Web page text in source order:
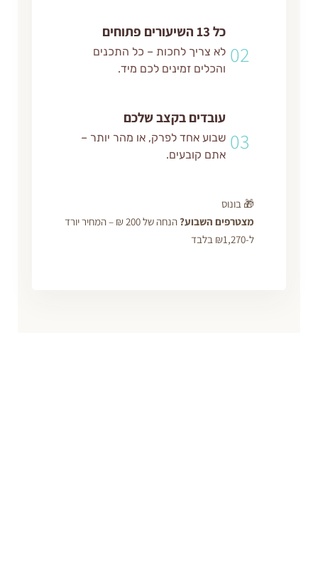
לא צריך לחכות – כל התכנים
והכלים זמינים לכם מיד.
עובדים בקצב שלכם
שבוע אחד לפרק, או מהר יותר –
השבוע?
הנחה של 200 ₪ – המחיר יורד